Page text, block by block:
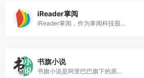
iReader掌阅
iReader掌阅，作为掌阅科技股...
书旗小说
书旗小说是阿里巴巴旗下的原...